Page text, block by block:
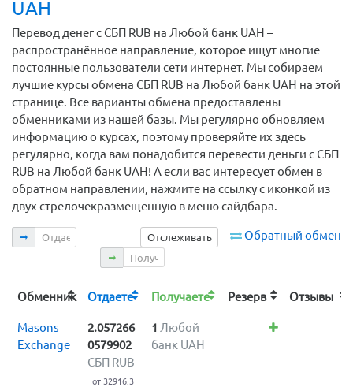
UAH
Перевод денег с СБП RUB на Любой банк UAH –
распространённое направление, которое ищут многие
постоянные пользователи сети интернет. Мы собираем
лучшие курсы обмена СБП RUB на Любой банк UAH на этой
странице. Все варианты обмена предоставлены
обменниками из нашей базы. Мы регулярно обновляем
информацию о курсах, поэтому проверяйте их здесь
регулярно, когда вам понадобится перевести деньги с СБП
RUB на Любой банк UAH! А если вас интересует обмен в
обратном направлении, нажмите на ссылку с иконкой из
двух стрелочекразмещенную в меню сайдбара.
Обратный обмен
Отслеживать
Отдаете
Получаете
Обменник Отдаете Получаете Резерв Отзывы
Masons
Exchange
2.057266
0579902
СБП RUB
от 32916.3
1 Любой
банк UAH